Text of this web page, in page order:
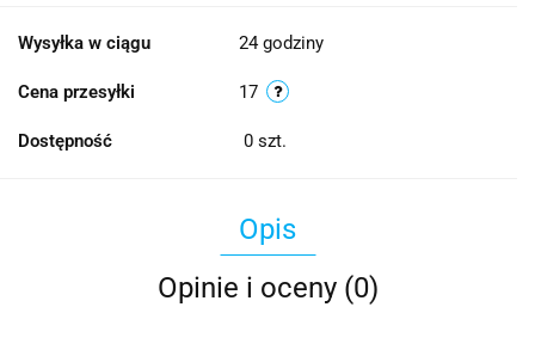
Wysyłka w ciągu 24 godziny
Cena przesyłki 17
Dostępność 0 szt.
Opis
Opinie i oceny (0)